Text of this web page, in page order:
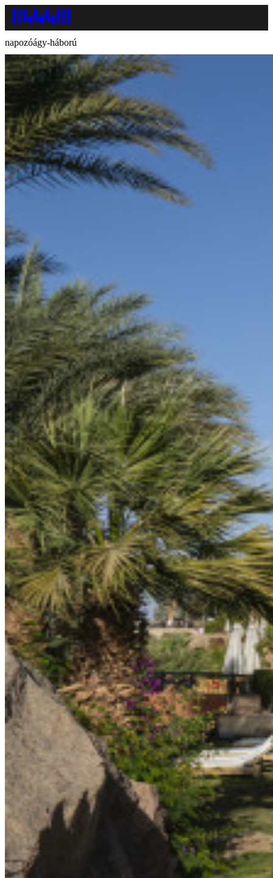
napozóágy-háború